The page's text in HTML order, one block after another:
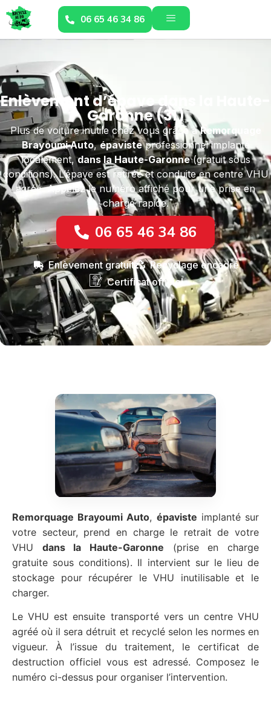
06 65 46 34 86
Enlèvement d’épave dans la Haute-
Garonne (31)
Plus de voiture inutile chez vous grâce àRemorquage
Brayoumi Auto,épavisteprofessionnel implanté
localement,dans la Haute-Garonne(gratuit sous
conditions). L’épave est retirée et conduite en centre VHU
agréé. Appelez le numéro affiché pour une prise en
charge rapide.
06 65 46 34 86
Enlèvement gratuit
Recyclage encadré
Certificat officiel
Remorquage Brayoumi Auto, épaviste implanté sur
votre secteur, prend en charge le retrait de votre
VHU dans la Haute-Garonne (prise en charge
gratuite sous conditions). Il intervient sur le lieu de
stockage pour récupérer le VHU inutilisable et le
charger.
Le VHU est ensuite transporté vers un centre VHU
agréé où il sera détruit et recyclé selon les normes en
vigueur. À l’issue du traitement, le certificat de
destruction officiel vous est adressé. Composez le
numéro ci-dessus pour organiser l’intervention.